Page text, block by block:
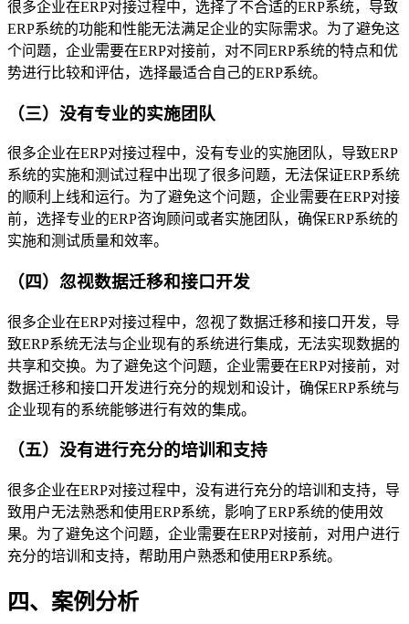
很多企业在ERP对接过程中，选择了不合适的ERP系统，导致
ERP系统的功能和性能无法满足企业的实际需求。为了避免这
个问题，企业需要在ERP对接前，对不同ERP系统的特点和优
势进行比较和评估，选择最适合自己的ERP系统。
（三）没有专业的实施团队
很多企业在ERP对接过程中，没有专业的实施团队，导致ERP
系统的实施和测试过程中出现了很多问题，无法保证ERP系统
的顺利上线和运行。为了避免这个问题，企业需要在ERP对接
前，选择专业的ERP咨询顾问或者实施团队，确保ERP系统的
实施和测试质量和效率。
（四）忽视数据迁移和接口开发
很多企业在ERP对接过程中，忽视了数据迁移和接口开发，导
致ERP系统无法与企业现有的系统进行集成，无法实现数据的
共享和交换。为了避免这个问题，企业需要在ERP对接前，对
数据迁移和接口开发进行充分的规划和设计，确保ERP系统与
企业现有的系统能够进行有效的集成。
（五）没有进行充分的培训和支持
很多企业在ERP对接过程中，没有进行充分的培训和支持，导
致用户无法熟悉和使用ERP系统，影响了ERP系统的使用效
果。为了避免这个问题，企业需要在ERP对接前，对用户进行
充分的培训和支持，帮助用户熟悉和使用ERP系统。
四、案例分析